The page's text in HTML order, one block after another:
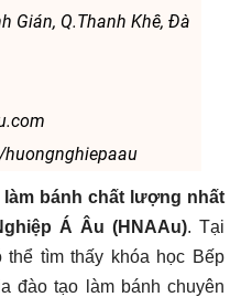
Gián, Q.Thanh Khê, Đà
bánh chất lượng nhất
Á Âu (HNAAu). Tại
tìm thấy khóa học Bếp
đào tạo làm bánh chuyên